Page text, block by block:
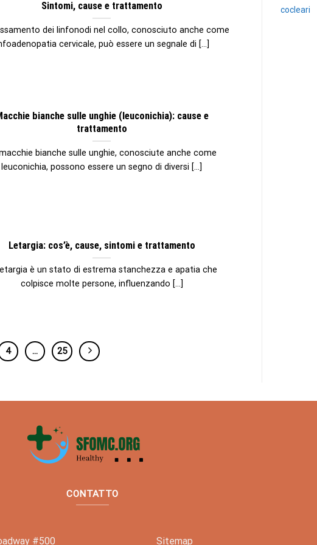
Sintomi, cause e trattamento
dei linfonodi nel collo, conosciuto anche come
cervicale, può essere un segnale di [...]
bianche sulle unghie (leuconichia): cause e
trattamento
bianche sulle unghie, conosciute anche come
leuconichia, possono essere un segno di diversi [...]
Letargia: cos’è, cause, sintomi e trattamento
è un stato di estrema stanchezza e apatia che
colpisce molte persone, influenzando [...]
4 … 25
cocleari
CONTATTO
#500 Sitemap